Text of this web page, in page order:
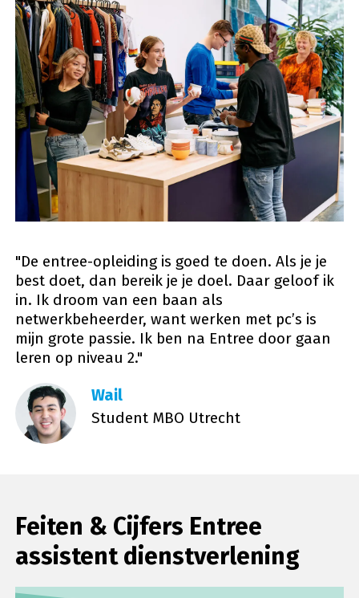
"De entree-opleiding is goed te doen. Als je je
best doet, dan bereik je je doel. Daar geloof ik
in. Ik droom van een baan als
netwerkbeheerder, want werken met pc’s is
mijn grote passie. Ik ben na Entree door gaan
leren op niveau 2."
Wail
Student MBO Utrecht
Feiten & Cijfers Entree
assistent dienstverlening